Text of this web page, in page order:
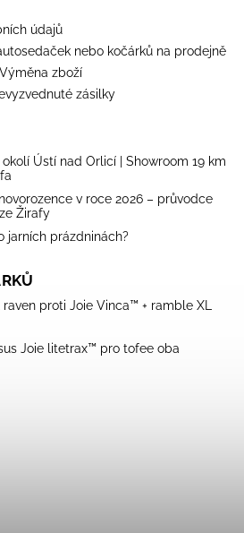
údajů
nebo kočárků na prodejně
zboží
zásilky
Ústí nad Orlicí | Showroom 19 km
v roce 2026 – průvodce
Žirafy
jarních prázdninách?
proti Joie Vinca™ + ramble XL
Joie litetrax™ pro tofee oba